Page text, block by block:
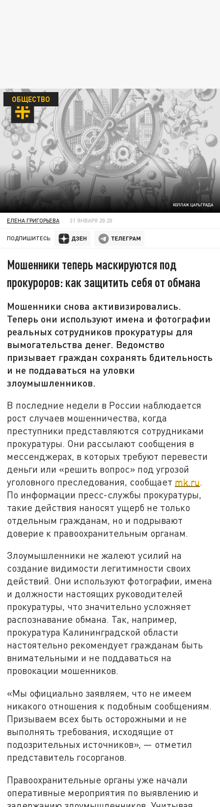
КОЛЛАЖ ЦАРЬГРАДА
ОБЩЕСТВО
ЕЛЕНА ГРИГОРЬЕВА 31 ЯНВАРЯ 20:20
ПОДПИШИТЕСЬ:
Мошенники теперь маскируются под
прокуроров: как защитить себя от обмана
Мошенники снова активизировались.
Теперь они используют имена и фотографии
реальных сотрудников прокуратуры для
вымогательства денег. Ведомство
призывает граждан сохранять бдительность
и не поддаваться на уловки
злоумышленников.
В последние недели в России наблюдается
рост случаев мошенничества, когда
преступники представляются сотрудниками
прокуратуры. Они рассылают сообщения в
мессенджерах, в которых требуют перевести
деньги или «решить вопрос» под угрозой
уголовного преследования, сообщает mk.ru.
По информации пресс-службы прокуратуры,
такие действия наносят ущерб не только
отдельным гражданам, но и подрывают
доверие к правоохранительным органам.
Злоумышленники не жалеют усилий на
создание видимости легитимности своих
действий. Они используют фотографии, имена
и должности настоящих руководителей
прокуратуры, что значительно усложняет
распознавание обмана. Так, например,
прокуратура Калининградской области
настоятельно рекомендует гражданам быть
внимательными и не поддаваться на
провокации мошенников.
«Мы официально заявляем, что не имеем
никакого отношения к подобным сообщениям.
Призываем всех быть осторожными и не
выполнять требования, исходящие от
подозрительных источников», — отметил
представитель госорганов.
Правоохранительные органы уже начали
оперативные мероприятия по выявлению и